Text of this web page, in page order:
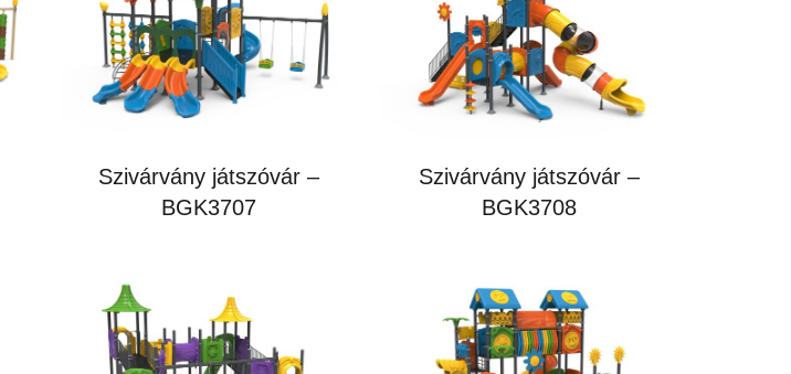
Szivárvány játszóvár –
BGK3707
Szivárvány játszóvár –
BGK3708